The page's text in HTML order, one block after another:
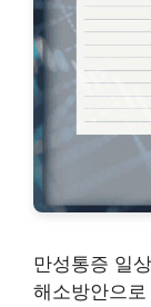
만성통증 일
해소방안으